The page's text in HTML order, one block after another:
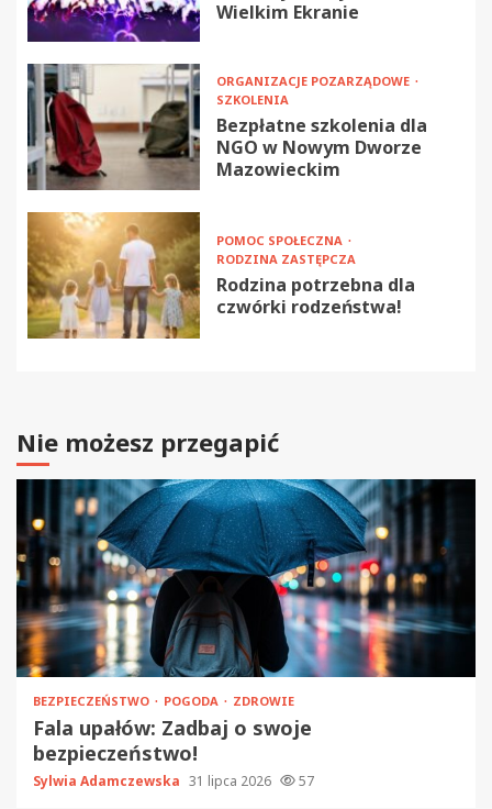
Wielkim Ekranie
ORGANIZACJE POZARZĄDOWE
SZKOLENIA
Bezpłatne szkolenia dla
NGO w Nowym Dworze
Mazowieckim
POMOC SPOŁECZNA
RODZINA ZASTĘPCZA
Rodzina potrzebna dla
czwórki rodzeństwa!
Nie możesz przegapić
BEZPIECZEŃSTWO POGODA ZDROWIE
Fala upałów: Zadbaj o swoje
bezpieczeństwo!
Sylwia Adamczewska 31 lipca 2026 57